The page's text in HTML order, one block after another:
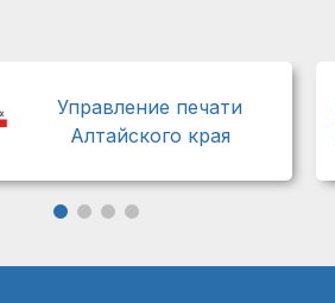
Управление печати
Алтайского края